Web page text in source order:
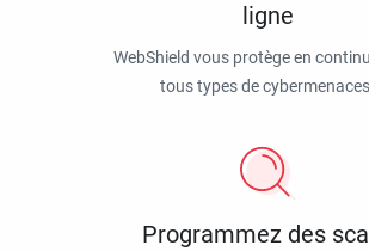
ligne
WebShield vous protège en
tous types de
Programmez des